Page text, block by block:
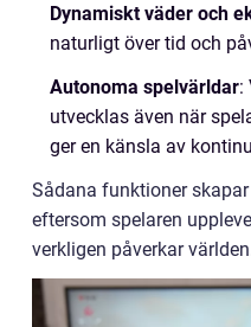
Dynamiskt väder och
naturligt över tid och
Autonoma spelvärldar:
utvecklas även när
ger en känsla av
Sådana funktioner
eftersom spelaren
verkligen påverkar